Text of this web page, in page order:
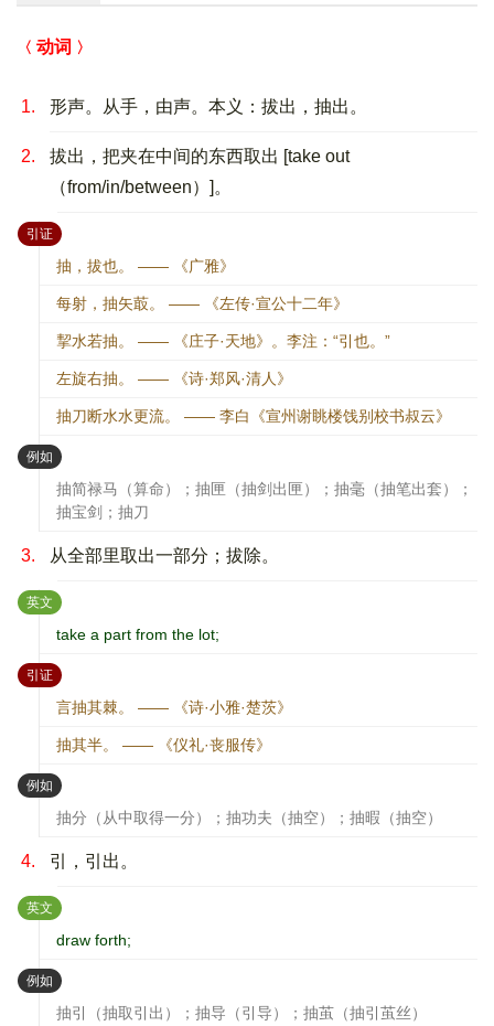
动词
1. 形声。从手，由声。本义：拔出，抽出。
2.
拔出，把夹在中间的东西取出 [take out
（from/in/between）]。
引证：
抽，拔也。 —— 《广雅》
每射，抽矢菆。 —— 《左传·宣公十二年》
挈水若抽。 —— 《庄子·天地》。李注：“引也。”
左旋右抽。 —— 《诗·郑风·清人》
抽刀断水水更流。 —— 李白《宣州谢眺楼饯别校书叔云》
例如 ：
抽简禄马（算命）；抽匣（抽剑出匣）；抽毫（抽笔出套）；
抽宝剑；抽刀
3. 从全部里取出一部分；拔除。
英文 ：
take a part from the lot;
引证：
言抽其棘。 —— 《诗·小雅·楚茨》
抽其半。 —— 《仪礼·丧服传》
例如 ：
抽分（从中取得一分）；抽功夫（抽空）；抽暇（抽空）
4. 引，引出。
英文 ：
draw forth;
例如 ：
抽引（抽取引出）；抽导（引导）；抽茧（抽引茧丝）